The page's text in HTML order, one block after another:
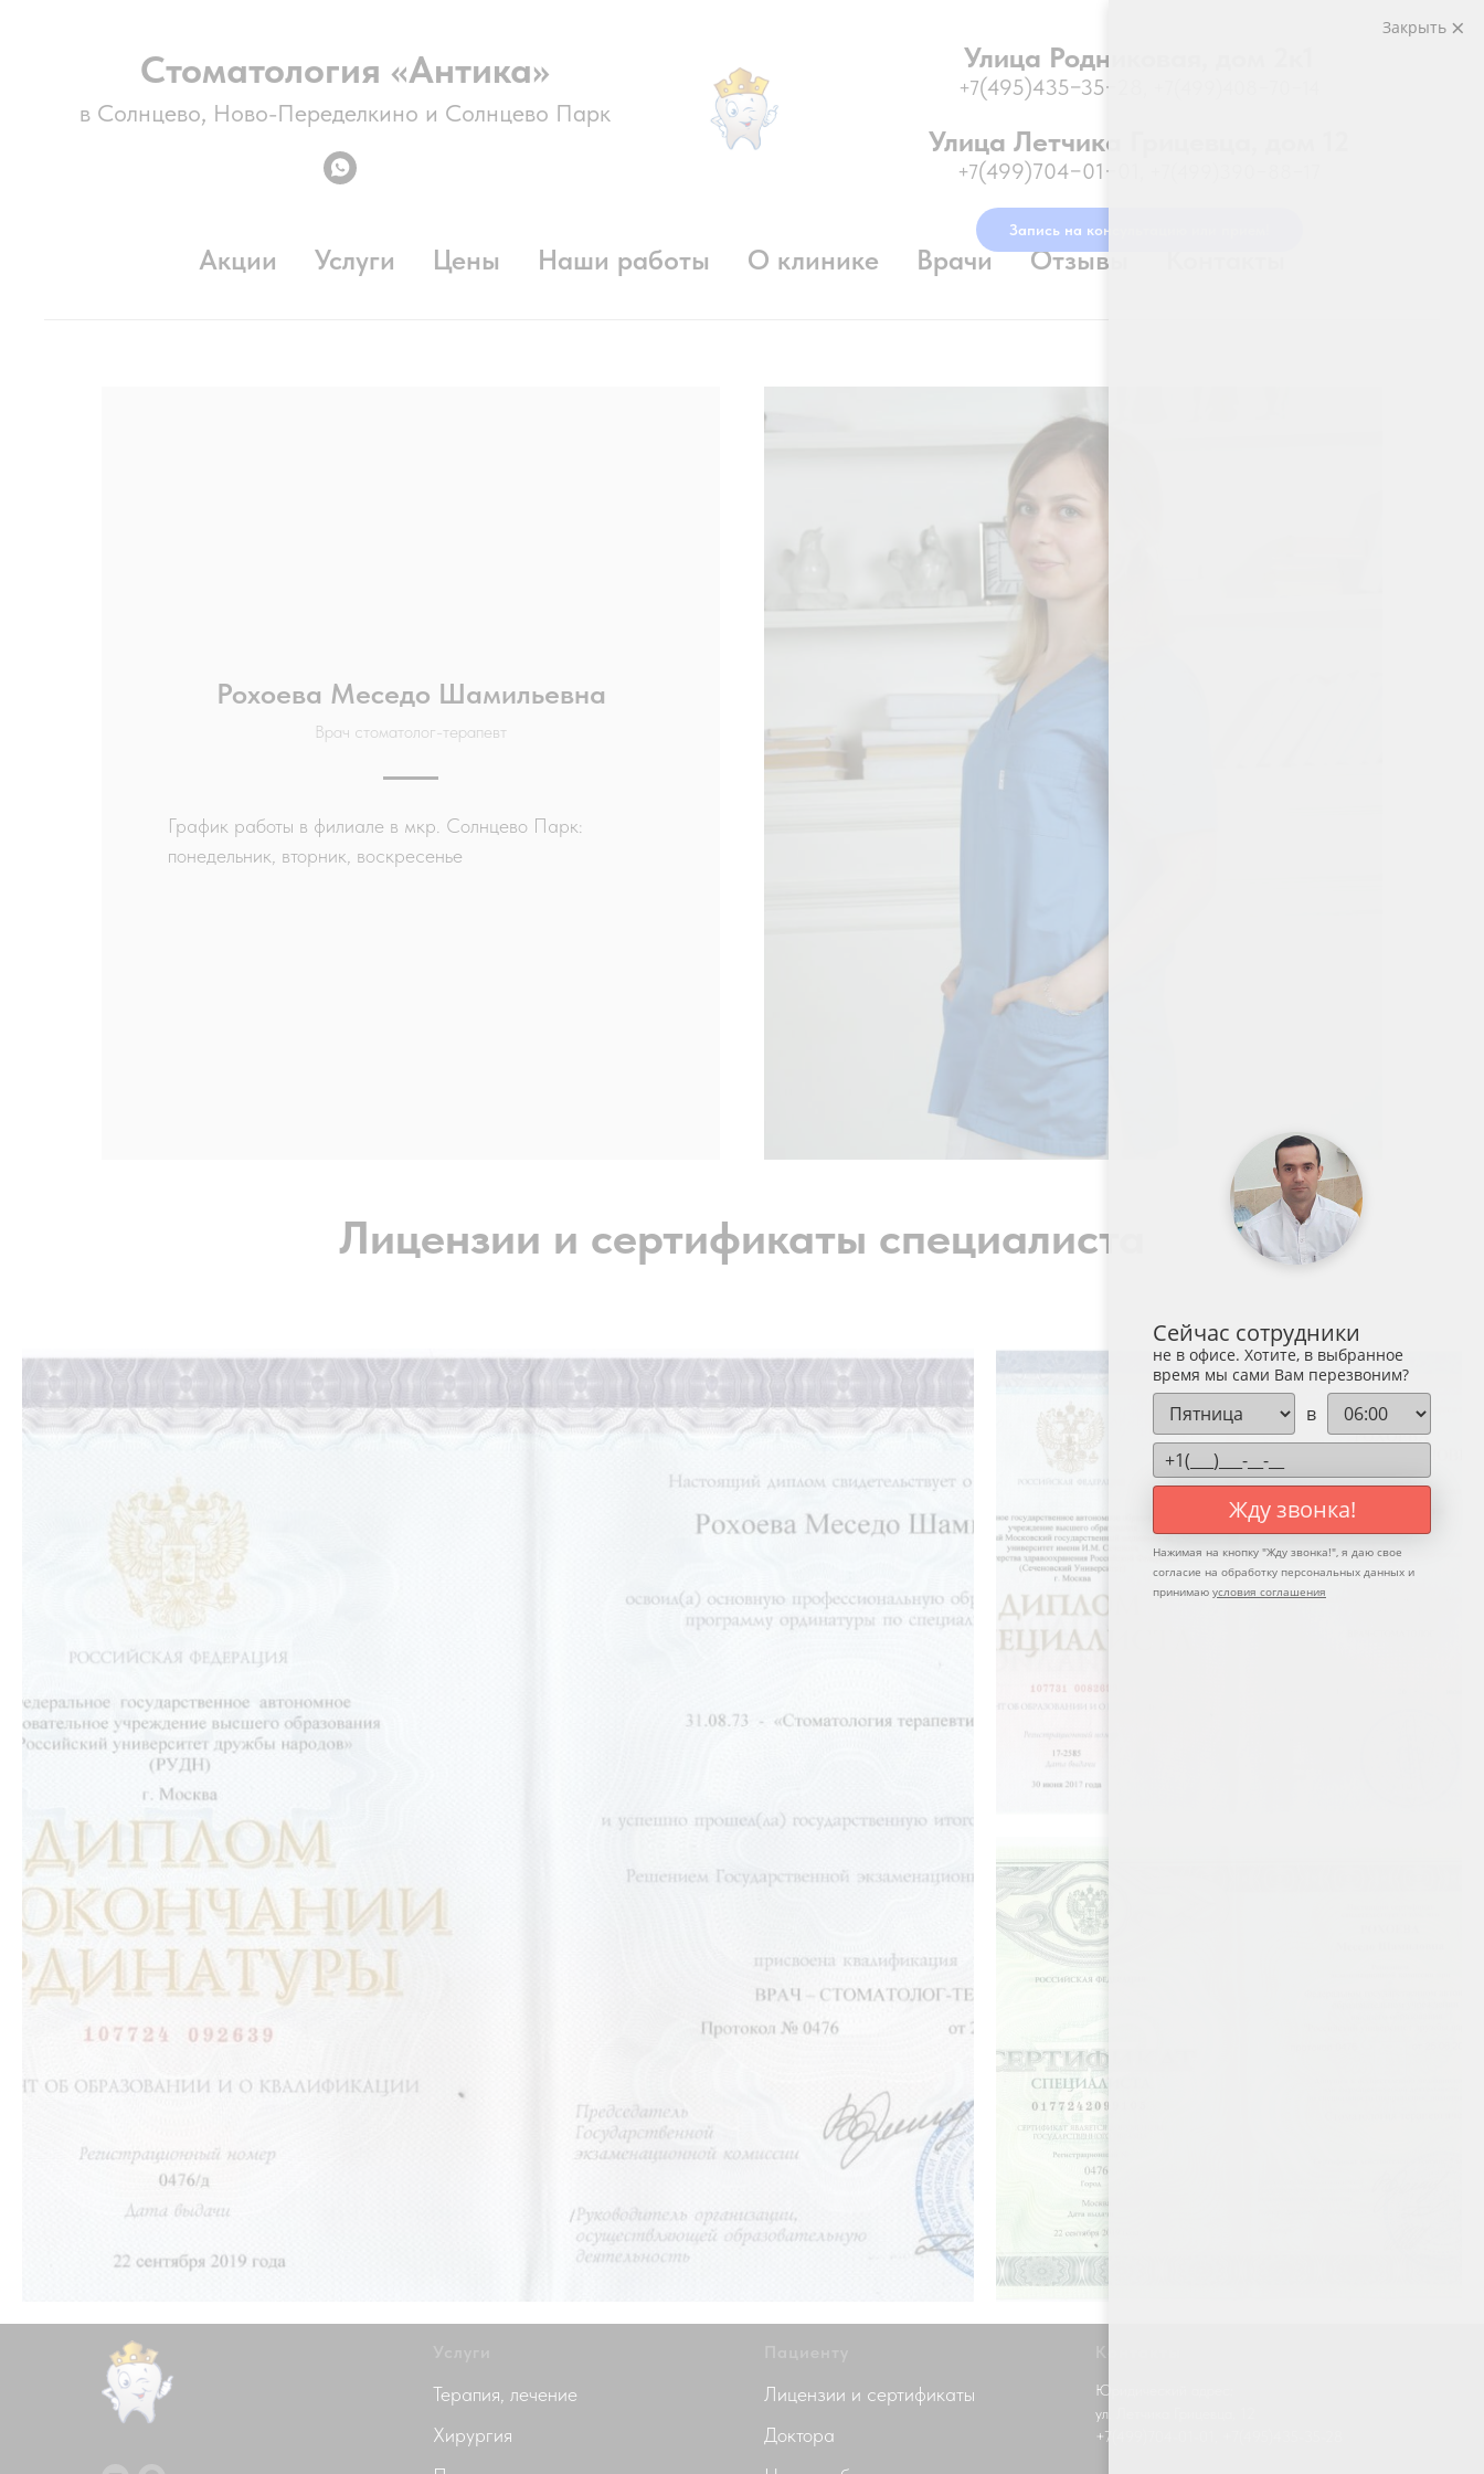
Стоматология «Антика»
в Солнцево, Ново-Переделкино и Солнцево Парк
Улица Родниковая, дом 2к1
+7(495)435−35−28
Улица Летчика Грицевца, дом 12
+7(499)704−01−01
Запись на консультацию или прием!
Акции Услуги Цены Наши работы О клинике Врачи Отзывы
Рохоева Меседо Шамильевна
Врач стоматолог-терапевт
График работы в филиале в мкр. Солнцево Парк:
понедельник, вторник, воскресенье
Лицензии и сертификаты специалиста
Терапия, лечение
Хирургия
Лицензии и сертификаты
Доктора
Юридический адрес:
ул. Летчика Грицевца, 12
+7(499)704-01-01
Закрыть
Сейчас сотрудники
не в офисе. Хотите, в выбранное
время мы сами Вам перезвоним?
в
Жду звонка!
Нажимая на кнопку "Жду звонка!", я даю свое
согласие на обработку персональных данных и
принимаю условия соглашения